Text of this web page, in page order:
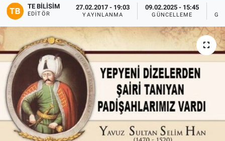
TE BILISIM
EDITÖR
27.02.2017 - 19:03
YAYINLANMA
09.02.2025 - 15:45
GÜNCELLEME
Haber Arşivi